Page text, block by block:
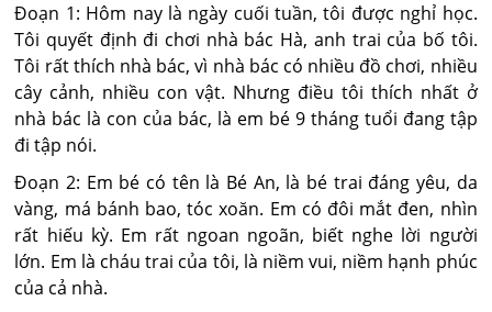
Đoạn 1: Hôm nay là ngày cuối tuần, tôi được nghỉ học.
Tôi quyết định đi chơi nhà bác Hà, anh trai của bố tôi.
Tôi rất thích nhà bác, vì nhà bác có nhiều đồ chơi, nhiều
cây cảnh, nhiều con vật. Nhưng điều tôi thích nhất ở
nhà bác là con của bác, là em bé 9 tháng tuổi đang tập
đi tập nói.
Đoạn 2: Em bé có tên là Bé An, là bé trai đáng yêu, da
vàng, má bánh bao, tóc xoăn. Em có đôi mắt đen, nhìn
rất hiếu kỳ. Em rất ngoan ngoãn, biết nghe lời người
lớn. Em là cháu trai của tôi, là niềm vui, niềm hạnh phúc
của cả nhà.